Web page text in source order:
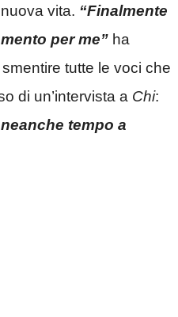
vita. “Finalmente
per me” ha
tutte le voci che
di un’intervista a Chi:
tempo a